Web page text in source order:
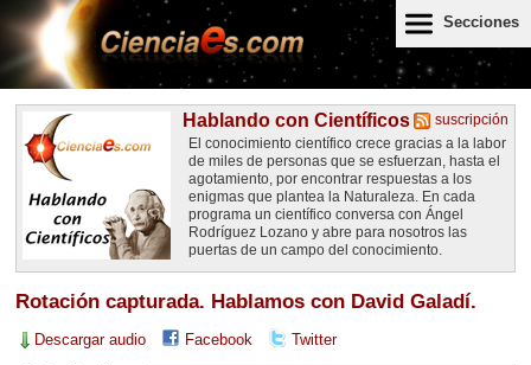
Secciones
suscripción
Hablando con Científicos
El conocimiento científico crece gracias a la labor
de miles de personas que se esfuerzan, hasta el
agotamiento, por encontrar respuestas a los
enigmas que plantea la Naturaleza. En cada
programa un científico conversa con Ángel
Rodríguez Lozano y abre para nosotros las
puertas de un campo del conocimiento.
Rotación capturada. Hablamos con David Galadí.
Descargar audio Facebook Twitter